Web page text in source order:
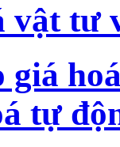
vật tư
giá
tự